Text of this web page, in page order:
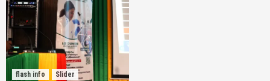
flash info Slider